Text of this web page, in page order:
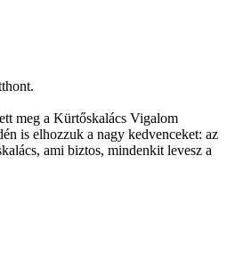
meg a Kürtőskalács Vigalom
is elhozzuk a nagy kedvenceket: az
ami biztos, mindenkit levesz a